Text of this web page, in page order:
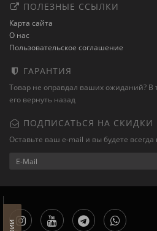
ПОЛЕЗНЫЕ ССЫЛКИ
Карта сайта
О нас
Пользовательское соглашение
ГАРАНТИЯ
Товар не оправдал ваших ожиданий?
его вернуть назад
ПОДПИСАТЬСЯ НА
Оставьте ваш e-mail и вы будете всегда